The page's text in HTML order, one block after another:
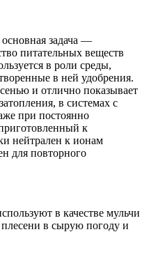
задача —
питательных веществ
в роли среды,
в ней удобрения.
и отлично показывает
в системах с
при постоянно
к
нейтрален к ионам
для повторного
в качестве мульчи
в сырую погоду и